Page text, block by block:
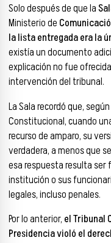
Solo después de que la
Ministerio de
la lista entregada era la
existía un documento
explicación no fue
intervención del tribunal.
La Sala recordó que,
Constitucional, cuando
recurso de amparo, su
verdadera, a menos que
esa respuesta resulta ser
institución o sus
legales, incluso penales.
Por lo anterior, el Tribunal
Presidencia violó el